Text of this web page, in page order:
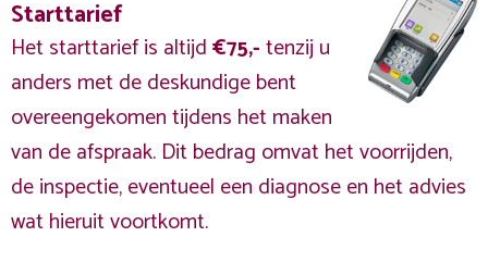
Starttarief
Het starttarief is altijd€75,-tenzij u
anders met de deskundige bent
overeengekomen tijdens het maken
van de afspraak. Dit bedrag omvat het voorrijden,
de inspectie, eventueel een diagnose en het advies
wat hieruit voortkomt.